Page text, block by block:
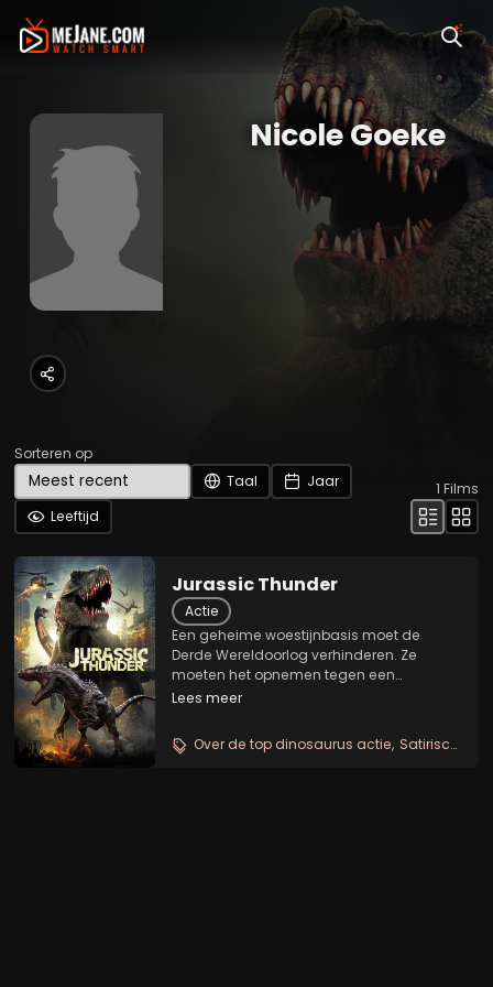
Nicole Goeke
Sorteren op
Taal
Jaar
Leeftijd
1 Films
Jurassic Thunder
Actie
Een geheime woestijnbasis moet de
Derde Wereldoorlog verhinderen. Ze
moeten het opnemen tegen een
geduchte tegenstander. Voor dit doel
om de klus te klaren. Er wordt zelfs een
beroep gedaan op gewapende...
Lees meer
Over de top dinosaurus actie Satirische oorlogsparodie